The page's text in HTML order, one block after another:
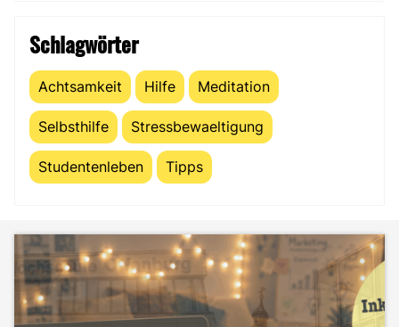
Schlagwörter
Achtsamkeit Hilfe Meditation
Selbsthilfe Stressbewaeltigung
Studentenleben Tipps